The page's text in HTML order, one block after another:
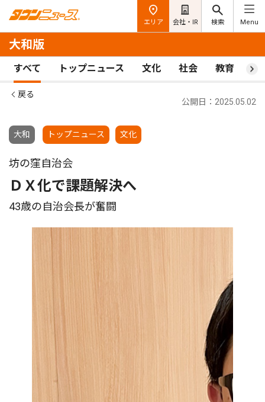
エリア 会社・IR 検索 Menu
大和版
すべて トップニュース 文化 社会 教育 ス
戻る
大和 トップニュース 文化
公開日：2025.05.02
坊の窪自治会
ＤＸ化で課題解決へ
43歳の自治会長が奮闘